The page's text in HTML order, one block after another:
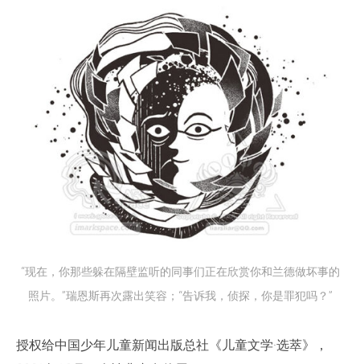
“现在，你那些躲在隔壁监听的同事们正在欣赏你和兰德做坏事的
照片。”瑞恩斯再次露出笑容；“告诉我，侦探，你是罪犯吗？”
授权给中国少年儿童新闻出版总社《儿童文学·选萃》，